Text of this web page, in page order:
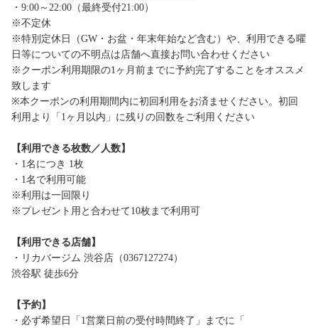
・9:00～22:00（最終受付21:00）
※不定休
※特別定休日（GW・お盆・年末年始など含む）や、利用できる曜
日等についての不明点は店舗へ直接お問い合わせください
※クーポン利用期限の1ヶ月前までに予約完了することをオススメ
致します
※本クーポンの利用期間内に初回利用をお済ませください。初回
利用より「1ヶ月以内」に残りの回数をご利用ください
【利用できる枚数／人数】
・1名につき 1枚
・1名で利用可能
※利用は一回限り
※プレゼント用と合わせて10枚まで利用可
【利用できる店舗】
・リカバージム 渋谷店（0367127274）
渋谷駅 徒歩6分
【予約】
・必ず希望日「1営業日前の受付時間終了」までに「